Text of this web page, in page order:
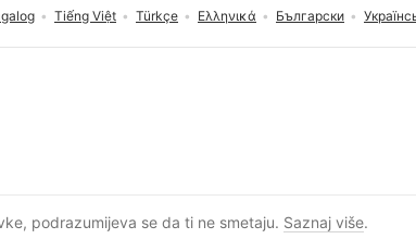
Otvori nalog
Tiếng Việt Türkçe Ελληνικά Български
podrazumijeva se da ti ne smetaju. Saznaj više.